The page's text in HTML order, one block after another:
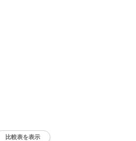
比較表を表示